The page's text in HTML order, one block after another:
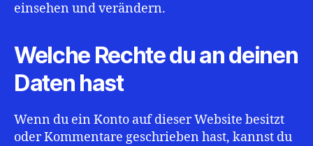
einsehen und verändern.
Welche Rechte du an deinen
Daten hast
Wenn du ein Konto auf dieser Website besitzt
oder Kommentare geschrieben hast, kannst du